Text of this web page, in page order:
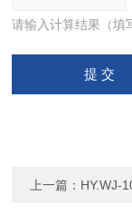
请输入计算结果（填
上一篇： HY.WJ-